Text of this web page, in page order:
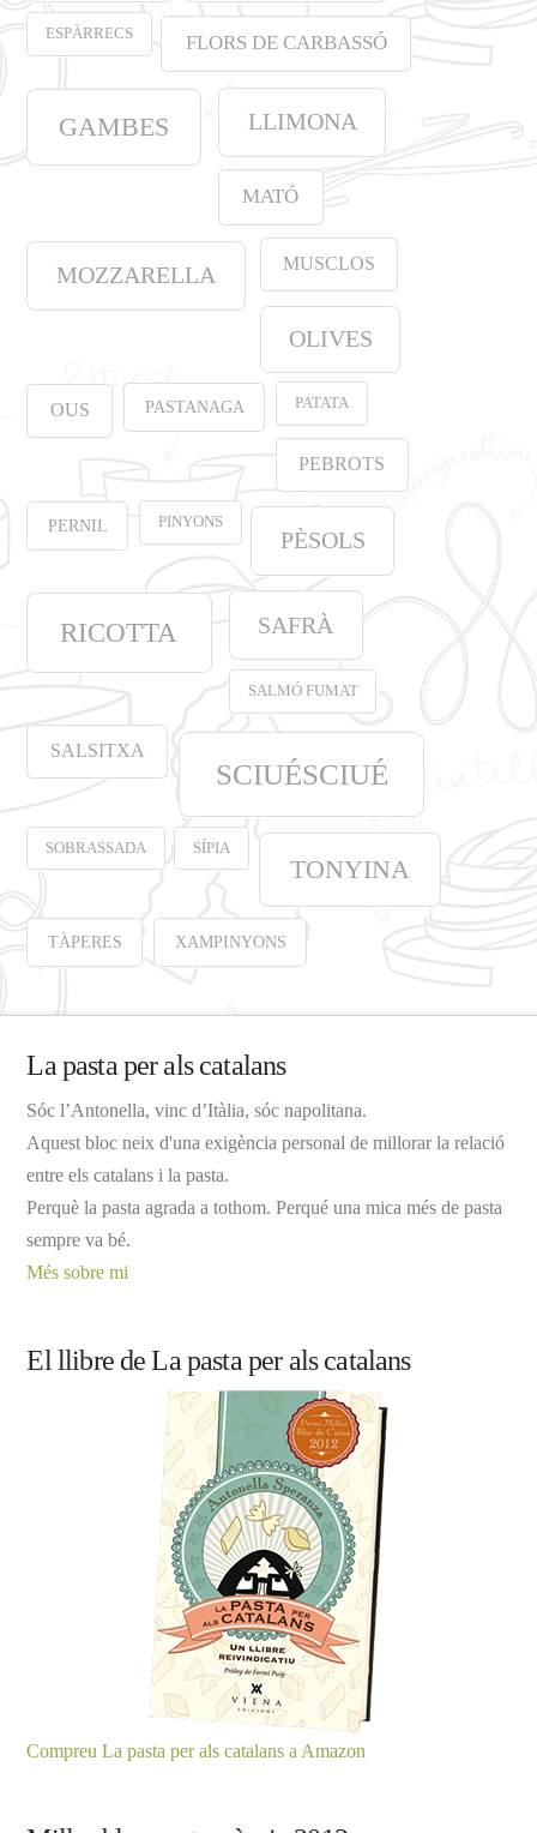
ESPÀRRECS FLORS DE CARBASSÓ
GAMBES LLIMONA
MATÓ
MOZZARELLA MUSCLOS
OLIVES
OUS PASTANAGA PATATA
PEBROTS
PERNIL PINYONS
PÈSOLS
RICOTTA SAFRÀ
SALMÓ FUMAT
SALSITXA
SCIUÉSCIUÉ
SOBRASSADA SÍPIA
TONYINA
TÀPERES XAMPINYONS
La pasta per als catalans
Sóc l’Antonella, vinc d’Itàlia, sóc napolitana.
Aquest bloc neix d'una exigència personal de millorar la relació
entre els catalans i la pasta.
Perquè la pasta agrada a tothom. Perqué una mica més de pasta
sempre va bé.
Més sobre mi
El llibre de La pasta per als catalans
Compreu La pasta per als catalans a Amazon